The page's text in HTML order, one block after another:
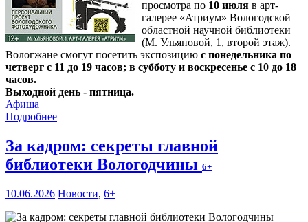
просмотра по 10 июля в арт-
галерее «Атриум» Вологодской
областной научной библиотеки
(М. Ульяновой, 1, второй этаж).
Вологжане смогут посетить экспозицию с понедельника по
четверг с 11 до 19 часов; в субботу и воскресенье с 10 до 18
часов.
Выходной день - пятница.
Афиша
Подробнее
За кадром: секреты главной
библиотеки Вологодчины 6+
10.06.2026 Новости, 6+